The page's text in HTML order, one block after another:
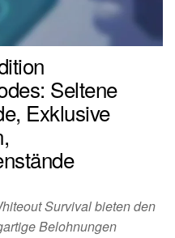
Seltene
Exklusive
Survival bieten den
Belohnungen